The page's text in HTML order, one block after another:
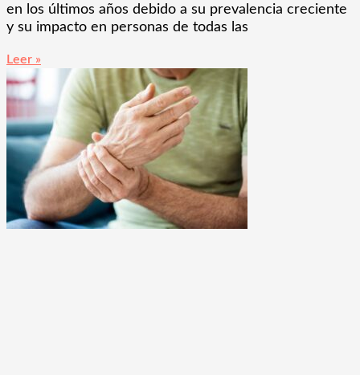
en los últimos años debido a su prevalencia creciente
y su impacto en personas de todas las
Leer »